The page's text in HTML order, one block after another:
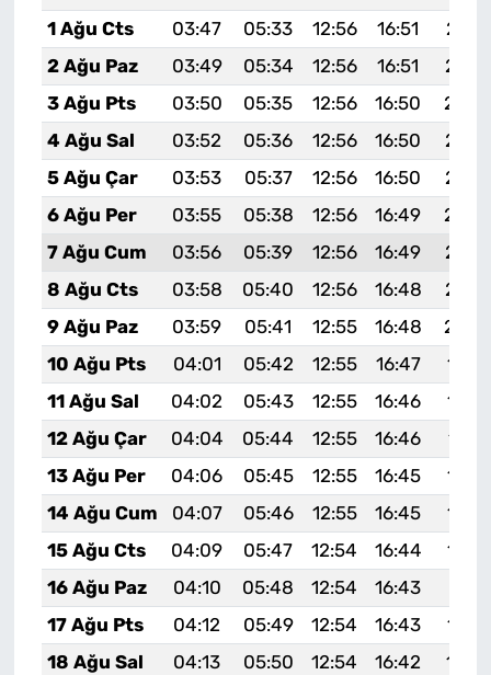
1 Ağu Cts
03:47 05:33 12:56 16:51
2 Ağu Paz
03:49 05:34 12:56 16:51
3 Ağu Pts
03:50 05:35 12:56 16:50
4 Ağu Sal
03:52 05:36 12:56 16:50
5 Ağu Çar
03:53 05:37 12:56 16:50
6 Ağu Per
03:55 05:38 12:56 16:49
7 Ağu Cum
03:56 05:39 12:56 16:49
8 Ağu Cts
03:58 05:40 12:56 16:48
9 Ağu Paz
03:59 05:41 12:55 16:48
10 Ağu Pts
04:01 05:42 12:55 16:47
11 Ağu Sal
04:02 05:43 12:55 16:46
12 Ağu Çar
04:04 05:44 12:55 16:46
19:57
13 Ağu Per
04:06 05:45 12:55 16:45
14 Ağu Cum
04:07 05:46 12:55 16:45
15 Ağu Cts
04:09 05:47 12:54 16:44
16 Ağu Paz
04:10 05:48 12:54 16:43
17 Ağu Pts
04:12 05:49 12:54 16:43
18 Ağu Sal
04:13 05:50 12:54 16:42